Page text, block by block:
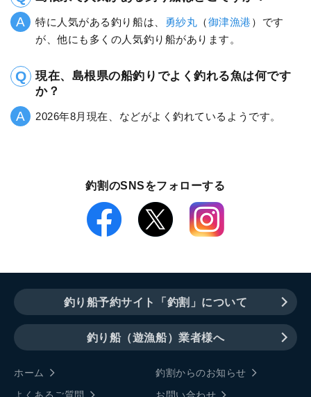
特に人気がある釣り船は、 勇紗丸 （御津漁港 ）です
が、他にも多くの人気釣り船があります。
現在、島根県の船釣りでよく釣れる魚は何です
か？
2026年8月現在、などがよく釣れているようです。
釣割のSNSをフォローする
釣り船予約サイト「釣割」について
釣り船（遊漁船）業者様へ
ホーム
釣割からのお知らせ